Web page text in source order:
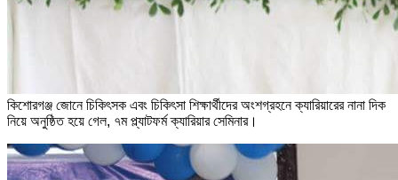
কিশোরগঞ্জ জোনে চিকিৎসক এবং চিকিৎসা শিক্ষার্থীদের অংশগ্রহনে ক্যারিয়ারের নানা দিক
নিয়ে অনুষ্ঠিত হয়ে গেল, ৭ম প্ল্যাটফর্ম ক্যারিয়ার সেমিনার।